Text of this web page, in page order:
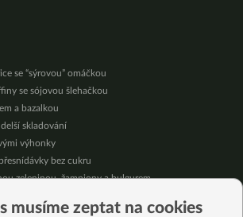
se “sýrovou” omáčkou
se sójovou šlehačkou
a bazalkou
skladování
výhonky
bez cukru
zeleninou, žampiony a bulgurem
polévka
musíme zeptat na cookies